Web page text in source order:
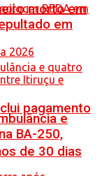
pagamento
de 30 dias
morto em
em
e
BA-250,